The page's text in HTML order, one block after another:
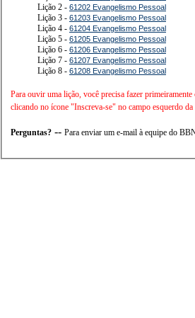
Lição 2 - 61202 Evangelismo Pessoal
Lição 3 - 61203 Evangelismo Pessoal
Lição 4 - 61204 Evangelismo Pessoal
Lição 5 - 61205 Evangelismo Pessoal
Lição 6 - 61206 Evangelismo Pessoal
Lição 7 - 61207 Evangelismo Pessoal
Lição 8 - 61208 Evangelismo Pessoal
Para ouvir uma lição, você precisa fazer
clicando no ícone "Inscreva-se" no campo esquerdo da
Perguntas? -- Para enviar um e-mail à equipe do